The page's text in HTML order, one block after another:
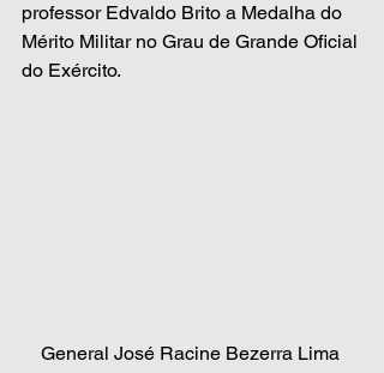
professor Edvaldo Brito a Medalha do
Mérito Militar no Grau de Grande Oficial
do Exército.
General José Racine Bezerra Lima